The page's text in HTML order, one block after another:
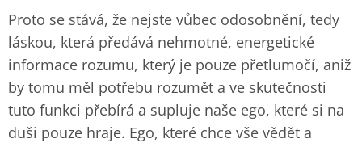
Proto se stává, že nejste vůbec odosobnění, tedy
láskou, která předává nehmotné, energetické
informace rozumu, který je pouze přetlumočí, aniž
by tomu měl potřebu rozumět a ve skutečnosti
tuto funkci přebírá a supluje naše ego, které si na
duši pouze hraje. Ego, které chce vše vědět a